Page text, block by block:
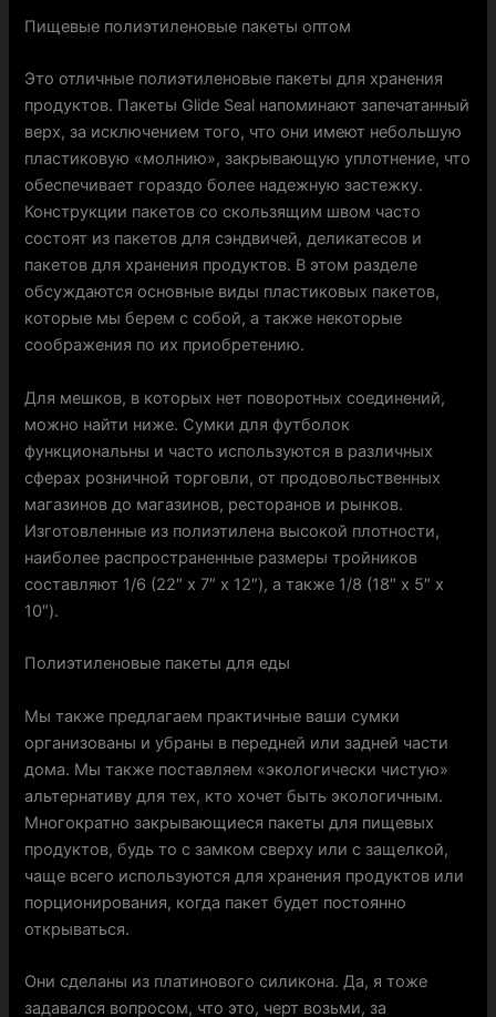
Пищевые полиэтиленовые пакеты оптом
Это отличные полиэтиленовые пакеты для хранения
продуктов. Пакеты Glide Seal напоминают запечатанный
верх, за исключением того, что они имеют небольшую
пластиковую «молнию», закрывающую уплотнение, что
обеспечивает гораздо более надежную застежку.
Конструкции пакетов со скользящим швом часто
состоят из пакетов для сэндвичей, деликатесов и
пакетов для хранения продуктов. В этом разделе
обсуждаются основные виды пластиковых пакетов,
которые мы берем с собой, а также некоторые
соображения по их приобретению.
Для мешков, в которых нет поворотных соединений,
можно найти ниже. Сумки для футболок
функциональны и часто используются в различных
сферах розничной торговли, от продовольственных
магазинов до магазинов, ресторанов и рынков.
Изготовленные из полиэтилена высокой плотности,
наиболее распространенные размеры тройников
составляют 1/6 (22″ x 7″ x 12″), а также 1/8 (18″ x 5″ x
10″).
Полиэтиленовые пакеты для еды
Мы также предлагаем практичные ваши сумки
организованы и убраны в передней или задней части
дома. Мы также поставляем «экологически чистую»
альтернативу для тех, кто хочет быть экологичным.
Многократно закрывающиеся пакеты для пищевых
продуктов, будь то с замком сверху или с защелкой,
чаще всего используются для хранения продуктов или
порционирования, когда пакет будет постоянно
открываться.
Они сделаны из платинового силикона. Да, я тоже
задавался вопросом, что это, черт возьми, за